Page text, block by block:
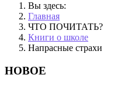
Вы здесь:
Главная
ЧТО ПОЧИТАТЬ?
Книги о школе
Напрасные страхи
НОВОЕ